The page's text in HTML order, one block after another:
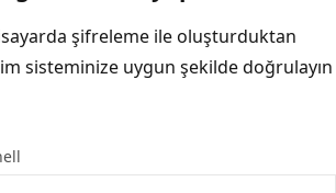
şifreleme ile oluşturduktan
sisteminize uygun şekilde doğrulayın